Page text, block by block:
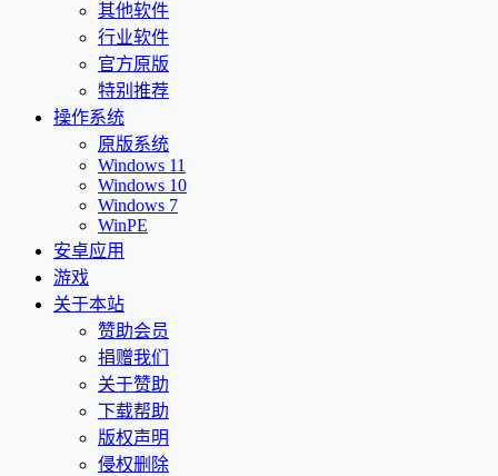
其他软件
行业软件
官方原版
特别推荐
操作系统
原版系统
Windows 11
Windows 10
Windows 7
WinPE
安卓应用
游戏
关于本站
赞助会员
捐赠我们
关于赞助
下载帮助
版权声明
侵权删除